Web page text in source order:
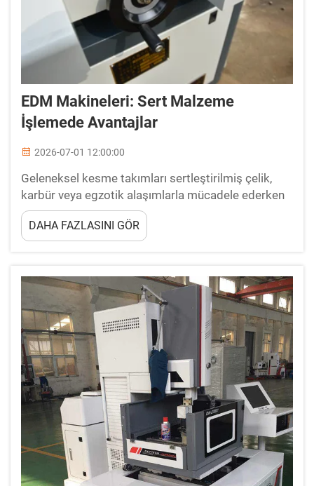
EDM Makineleri: Sert Malzeme
İşlemede Avantajlar
2026-07-01 12:00:00
Geleneksel kesme takımları sertleştirilmiş çelik,
karbür veya egzotik alaşımlarla mücadele ederken
zorlandığında, EDM makineleri kesin çözüm olarak
devreye girer. EDM makineleri, malzemeyi
aşındırmak için kontrollü elektrik deşarjları
ve mekanik...
DAHA FAZLASINI GÖR